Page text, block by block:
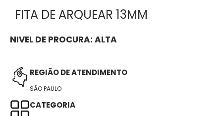
FITA DE ARQUEAR 13MM
NIVEL DE PROCURA: ALTA
REGIÃO DE ATENDIMENTO
SÃO PAULO
CATEGORIA